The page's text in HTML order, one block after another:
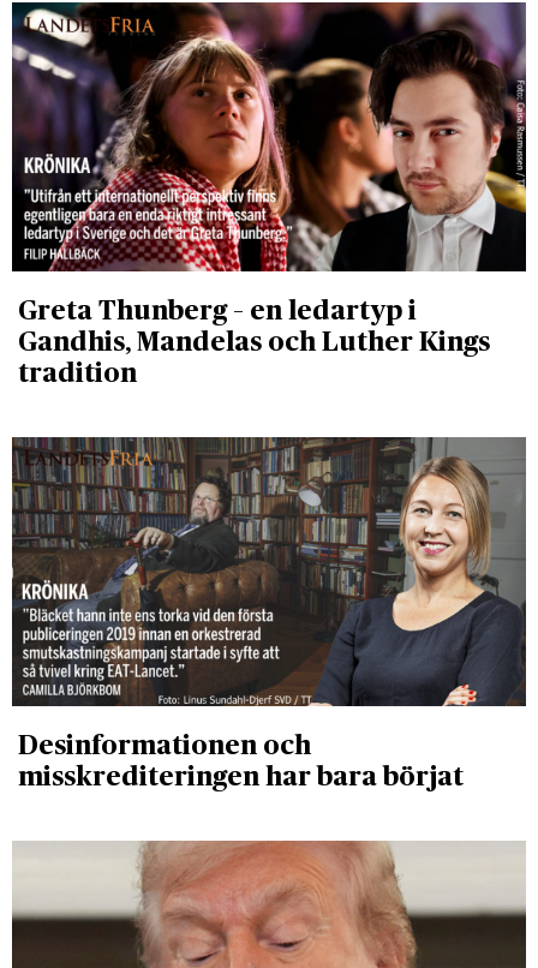
Greta Thunberg – en ledartyp i
Gandhis, Mandelas och Luther Kings
tradition
Desinformationen och
misskrediteringen har bara börjat